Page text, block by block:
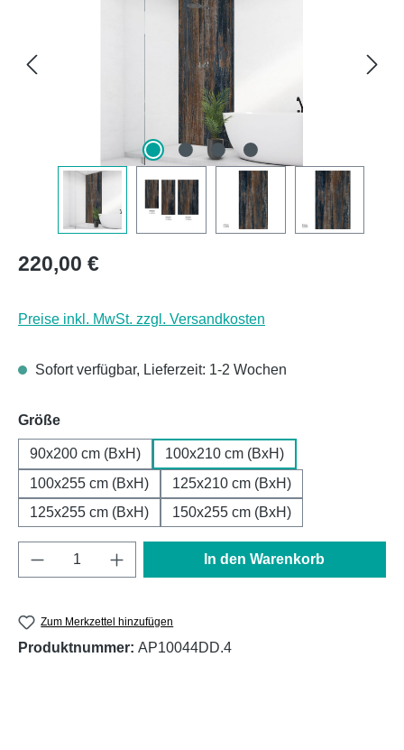
Regulärer Preis:
220,00 €
Preise inkl. MwSt. zzgl. Versandkosten
Sofort verfügbar, Lieferzeit: 1-2 Wochen
Größeauswählen
90x200 cm (BxH)
100x210 cm (BxH)
100x255 cm (BxH)
125x210 cm (BxH)
125x255 cm (BxH)
150x255 cm (BxH)
Produkt Anzahl: Gib den gewünschten
In den Warenkorb
Zum Merkzettel hinzufügen
Produktnummer: AP10044DD.4